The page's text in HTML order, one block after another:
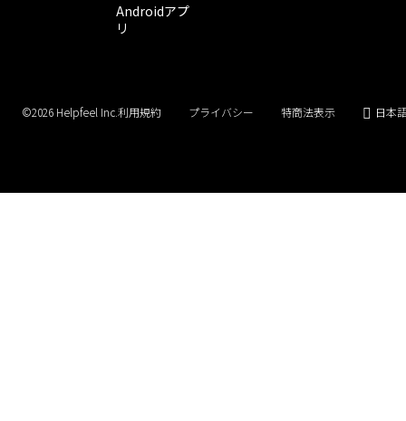
Androidアプ
リ
©2026 Helpfeel Inc.利用規約 プライバシー 特商法表示 日本